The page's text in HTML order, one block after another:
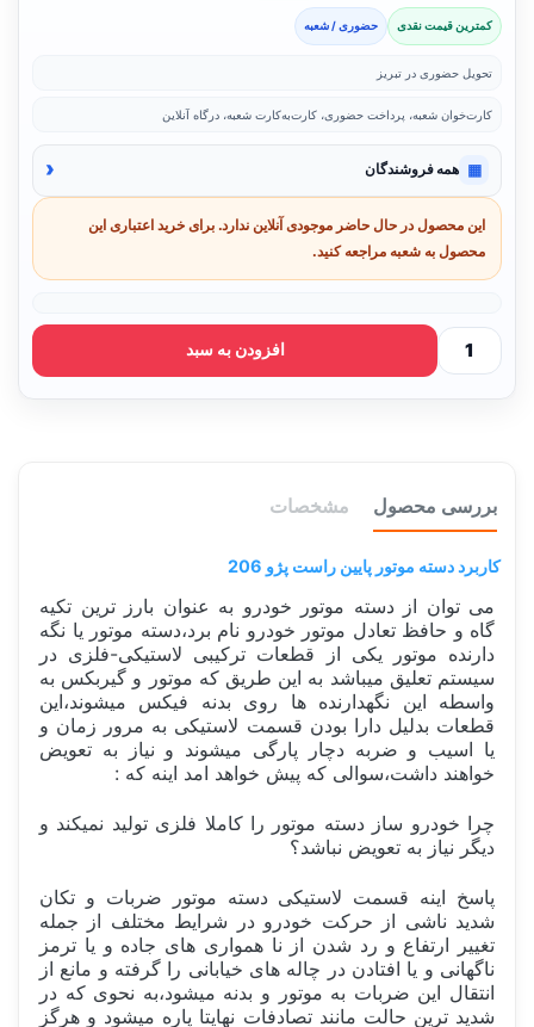
کمترین قیمت نقدی حضوری / شعبه
تحویل حضوری در تبریز
کارت‌خوان شعبه، پرداخت حضوری، کارت‌به‌کارت شعبه، درگاه آنلاین
▦ همه فروشندگان ‹
این محصول در حال حاضر موجودی آنلاین ندارد. برای خرید اعتباری این
محصول به شعبه مراجعه کنید.
افزودن به سبد
بررسی محصول مشخصات
کاربرد دسته موتور پایین راست پژو 206
می توان از دسته موتور خودرو به عنوان بارز ترین تکیه
گاه و حافظ تعادل موتور خودرو نام برد،دسته موتور یا نگه
دارنده موتور یکی از قطعات ترکیبی لاستیکی-فلزی در
سیستم تعلیق میباشد به این طریق که موتور و گیربکس به
واسطه این نگهدارنده ها روی بدنه فیکس میشوند،این
قطعات بدلیل دارا بودن قسمت لاستیکی به مرور زمان و
یا اسیب و ضربه دچار پارگی میشوند و نیاز به تعویض
خواهند داشت،سوالی که پیش خواهد امد اینه که :
چرا خودرو ساز دسته موتور را کاملا فلزی تولید نمیکند و
دیگر نیاز به تعویض نباشد؟
پاسخ اینه قسمت لاستیکی دسته موتور ضربات و تکان
شدید ناشی از حرکت خودرو در شرایط مختلف از جمله
تغییر ارتفاع و رد شدن از نا همواری های جاده و یا ترمز
ناگهانی و یا افتادن در چاله های خیابانی را گرفته و مانع از
انتقال این ضربات به موتور و بدنه میشود،به نحوی که در
شدید ترین حالت مانند تصادفات نهایتا پاره میشود و هرگز